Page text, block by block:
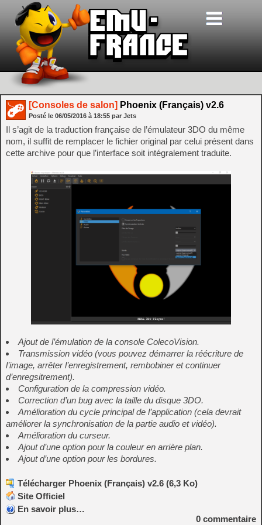
[Consoles de salon] Phoenix (Français) v2.6
Posté le 06/05/2016 à 18:55 par Jets
Il s’agit de la traduction française de l’émulateur 3DO du même
nom, il suffit de remplacer le fichier original par celui présent dans
cette archive pour que l’interface soit intégralement traduite.
Ajout de l’émulation de la console ColecoVision.
Transmission vidéo (vous pouvez démarrer la réécriture de
l’image, arrêter l’enregistrement, rembobiner et continuer
d’enregsitrement).
Configuration de la compression vidéo.
Correction d’un bug avec la taille du disque 3DO.
Amélioration du cycle principal de l’application (cela devrait
améliorer la synchronisation de la partie audio et vidéo).
Amélioration du curseur.
Ajout d’une option pour la couleur en arrière plan.
Ajout d’une option pour les bordures.
Télécharger Phoenix (Français) v2.6 (6,3 Ko)
Site Officiel
En savoir plus…
0 commentaire